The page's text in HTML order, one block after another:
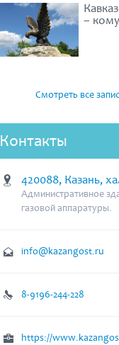
–
Смотреть все
Контакты
420088, Казань,
Административное
газовой аппаратуры.
info@kazangost.ru
8-9196-244-228
https://